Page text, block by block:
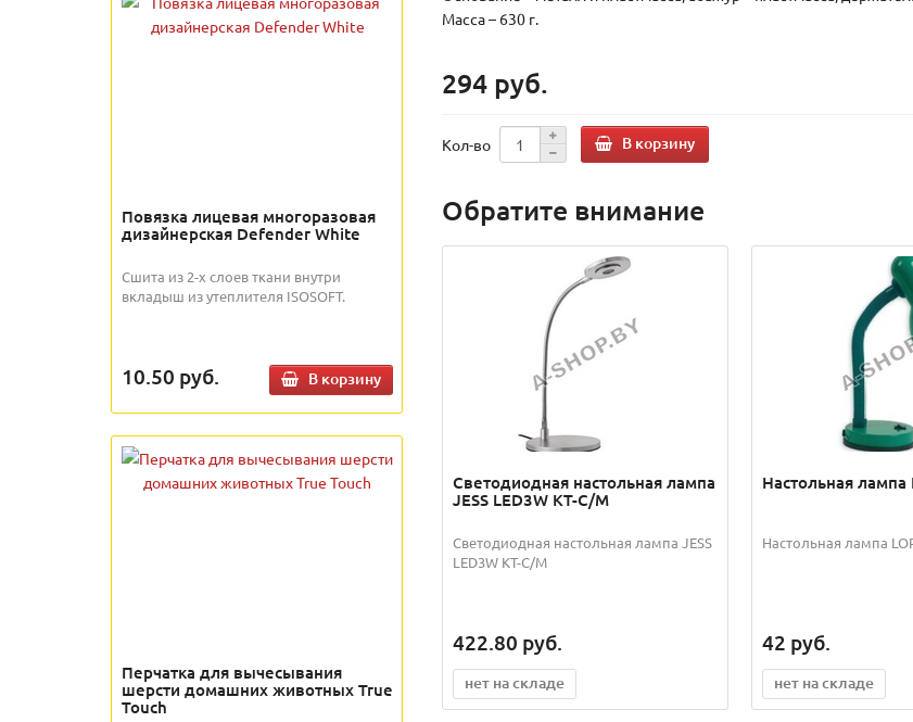
Повязка лицевая многоразовая
дизайнерская Defender White
Сшита из 2-х слоев ткани внутри
вкладыш из утеплителя ISOSOFT.
10.50 руб. В корзину
Перчатка для вычесывания
шерсти домашних животных True
Touch
Масса – 630 г.
294 руб.
Кол-во В корзину
Обратите внимание
Светодиодная настольная лампа
JESS LED3W KT-C/M
Светодиодная настольная лампа JESS
LED3W KT-C/M
422.80 руб.
нет на складе
Настольная лампа
Настольная лампа
42 руб.
нет на складе